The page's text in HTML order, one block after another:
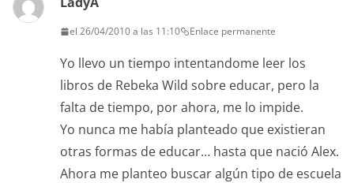
el 26/04/2010 a las 11:10 Enlace permanente
Yo llevo un tiempo intentandome leer los
libros de Rebeka Wild sobre educar, pero la
falta de tiempo, por ahora, me lo impide.
Yo nunca me había planteado que existieran
otras formas de educar… hasta que nació Alex.
Ahora me planteo buscar algún tipo de escuela